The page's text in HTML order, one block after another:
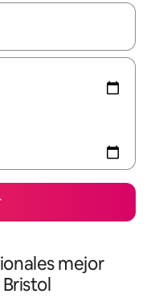
navega con las
mejor